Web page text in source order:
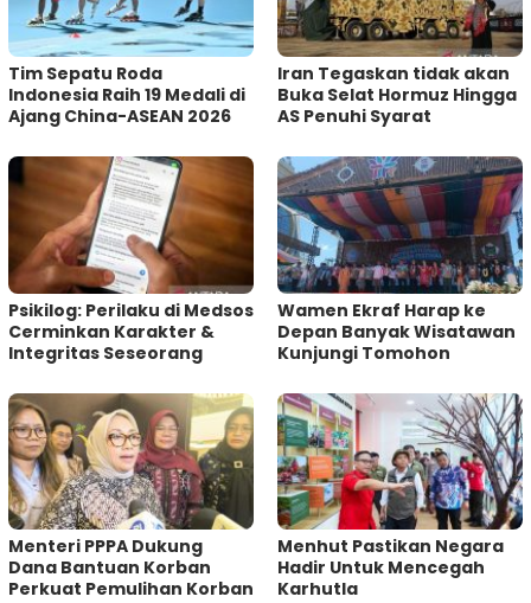
Tim Sepatu Roda
Indonesia Raih 19 Medali di
Ajang China-ASEAN 2026
Iran Tegaskan tidak akan
Buka Selat Hormuz Hingga
AS Penuhi Syarat
Psikilog: Perilaku di Medsos
Cerminkan Karakter &
Integritas Seseorang
Wamen Ekraf Harap ke
Depan Banyak Wisatawan
Kunjungi Tomohon
Menteri PPPA Dukung
Dana Bantuan Korban
Perkuat Pemulihan Korban
Menhut Pastikan Negara
Hadir Untuk Mencegah
Karhutla